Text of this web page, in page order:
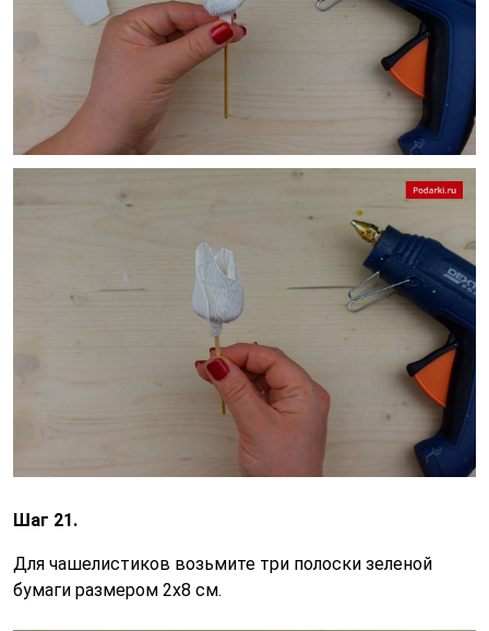
Шаг 21.
Для чашелистиков возьмите три полоски зеленой
бумаги размером 2х8 см.